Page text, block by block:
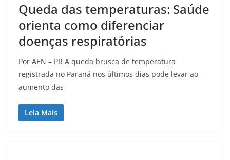
Queda das temperaturas: Saúde
orienta como diferenciar
doenças respiratórias
Por AEN – PR A queda brusca de temperatura
registrada no Paraná nos últimos dias pode levar ao
aumento das
Leia Mais